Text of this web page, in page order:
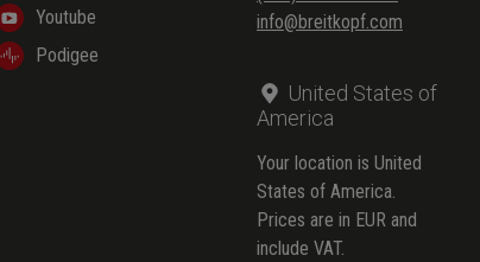
Youtube
Podigee
info@breitkopf.com
United States of
America
Your location is United
States of America.
Prices are in EUR and
include VAT.